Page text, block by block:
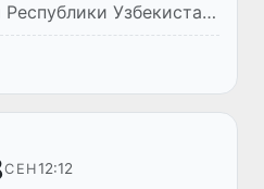
Узбекистан
и Президентом
Эмомали
СЕН12:12